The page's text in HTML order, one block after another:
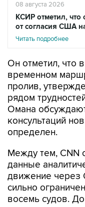
08 августа 2026
КСИР отметил, что
от согласия США
Читать подробнее
Он отметил, что
временном
пролив,
рядом
Омана
консультаций
определен.
Между тем, CNN
данные
движение через
сильно
восемь судов.